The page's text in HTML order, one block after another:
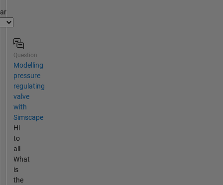
Question
Modelling
pressure
regulating
valve
with
Simscape
Hi
to
all
What
is
the